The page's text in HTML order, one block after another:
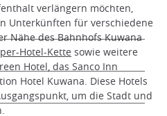
verlängern möchten,
Unterkünften für verschiedene
Nähe des Bahnhofs Kuwana
Hotel-Kette sowie weitere
Hotel, das Sanco Inn
Hotel Kuwana. Diese Hotels
um die Stadt und